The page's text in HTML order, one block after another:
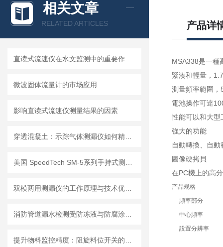
相关文章
RELATED ARTICLES
微波固体流量计的市场应用
影响直读式流速仪测量结果的因素
产品详
MSA338是一種
緊湊和輕量，
測量頻率範圍
電池操作可達
性能可以和大
強大的功能
自動轉換、自
圖像硬拷貝
在PC機上的高
产品规格
頻率部分
中心頻率
設置分辨率